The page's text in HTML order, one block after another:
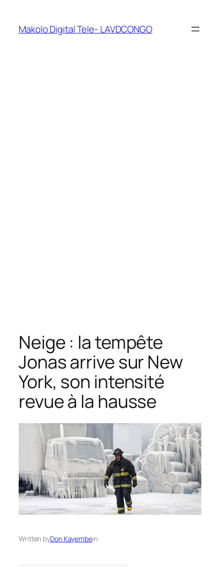
Makolo Digital Tele- LAVDCONGO
Neige : la tempête
Jonas arrive sur New
York, son intensité
revue à la hausse
Written byDon Kayembein